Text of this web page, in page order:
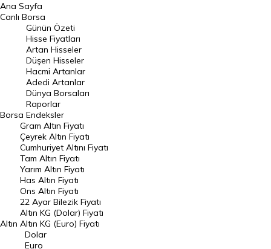
BIST 100 Hisseleri
En Çok Artan Hisseler
En Çok Düşen Hisseler
Hacmi Artanlar
Geçmiş Kapanışlar
Dünya Borsaları
Raporlar
Endeksler
DÖVİZ
Döviz Kuru
Dolar Kuru
Euro Kuru
Ana Sayfa
Canlı Borsa
Borsa
Günün Özeti
Hisse Fiyatları
Artan Hisseler
Düşen Hisseler
Hacmi Artanlar
Adedi Artanlar
Dünya Borsaları
Raporlar
Endeksler
Altın
Gram Altın Fiyatı
Çeyrek Altın Fiyatı
Cumhuriyet Altını Fiyatı
Tam Altın Fiyatı
Yarım Altın Fiyatı
Has Altın Fiyatı
Ons Altın Fiyatı
22 Ayar Bilezik Fiyatı
Altın KG (Dolar) Fiyatı
Altın KG (Euro) Fiyatı
Dolar
Euro